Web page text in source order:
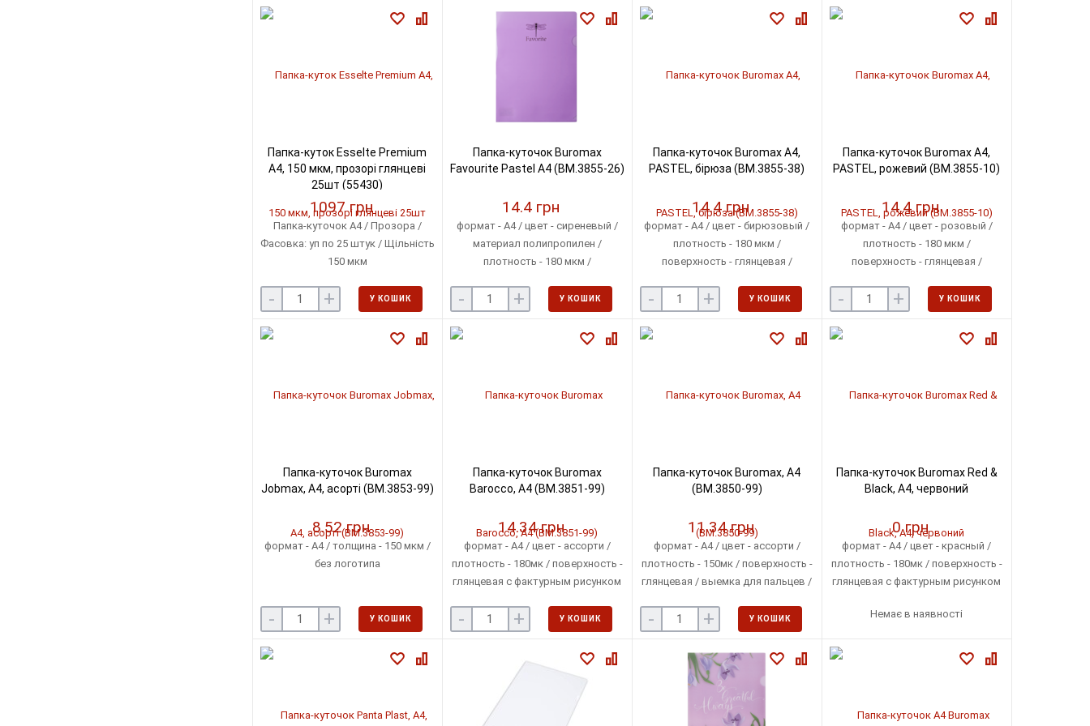
Папка-куток Esselte Premium
A4, 150 мкм, прозорі глянцеві
25шт (55430)
1097 грн
Папка-куточок A4 / Прозора /
Фасовка: уп по 25 штук / Щільність
150 мкм
- + У КОШИК
Папка-куточок Buromax
Favourite Pastel А4 (BM.3855-26)
14.4 грн
формат - А4 / цвет - сиреневый /
материал полипропилен /
плотность - 180 мкм /
- + У КОШИК
Папка-куточок Buromax А4,
PASTEL, бірюза (BM.3855-38)
14.4 грн
формат - А4 / цвет - бирюзовый /
плотность - 180 мкм /
поверхность - глянцевая /
пакете
- + У КОШИК
Папка-куточок Buromax А4,
PASTEL, рожевий (BM.3855-10)
14.4 грн
формат - А4 / цвет - розовый /
плотность - 180 мкм /
поверхность - глянцевая /
пакете
- + У КОШИК
Папка-куточок Buromax
Jobmax, А4, асорті (BM.3853-99)
8.52 грн
формат - А4 / толщина - 150 мкм /
без логотипа
- + У КОШИК
Папка-куточок Buromax
Barocco, А4 (BM.3851-99)
14.34 грн
формат - А4 / цвет - ассорти /
плотность - 180мк / поверхность -
глянцевая с фактурным рисунком
количество - 1шт
- + У КОШИК
Папка-куточок Buromax, А4
(BM.3850-99)
11.34 грн
формат - А4 / цвет - ассорти /
плотность - 150мк / поверхность -
глянцевая / выемка для пальцев /
- + У КОШИК
Папка-куточок Buromax Red &
Black, A4, червоний
0 грн
формат - А4 / цвет - красный /
плотность - 180мк / поверхность -
глянцевая с фактурным рисунком
количество - 1шт
Немає в наявності